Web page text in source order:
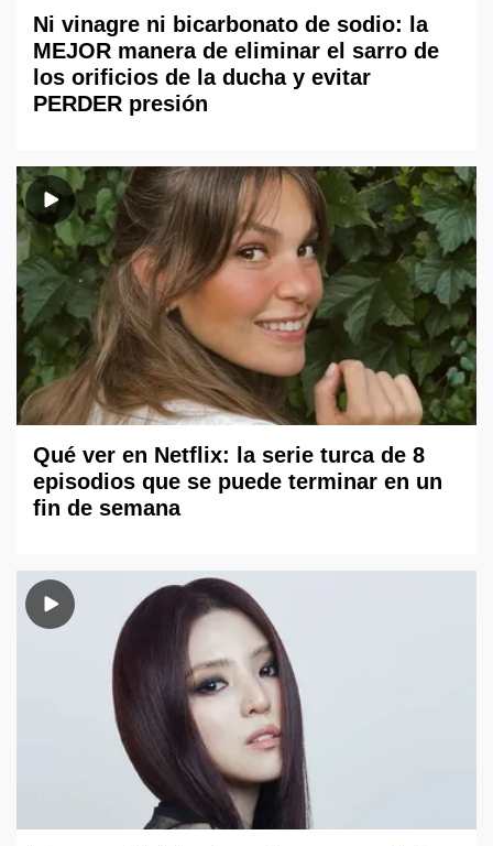
Ni vinagre ni bicarbonato de sodio: la
MEJOR manera de eliminar el sarro de
los orificios de la ducha y evitar
PERDER presión
Qué ver en Netflix: la serie turca de 8
episodios que se puede terminar en un
fin de semana